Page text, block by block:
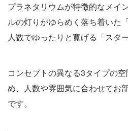
プラネタリウムが特徴的なメイ
ルの灯りがゆらめく落ち着いた
人数でゆったりと寛げる「スタ
コンセプトの異なる3タイプの
め、人数や雰囲気に合わせてお
です。